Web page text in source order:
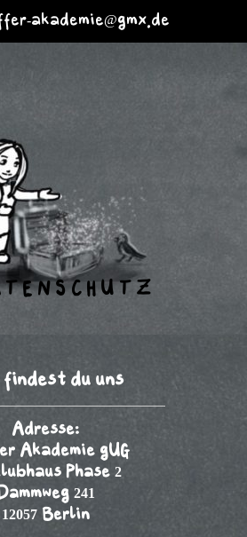
akademie@gmx.de
findest du uns
Adresse:
Akademie gUG
Phase 2
241
12057 Berlin